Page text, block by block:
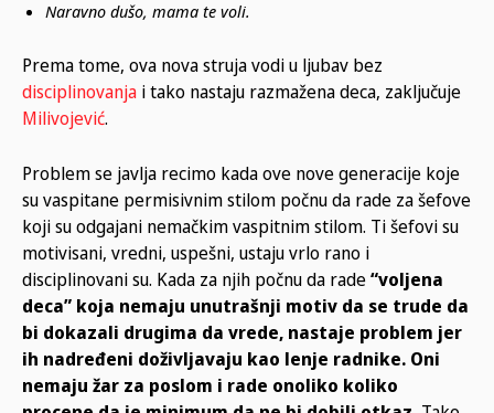
Naravno dušo, mama te voli.
Prema tome, ova nova struja vodi u ljubav bez
disciplinovanja i tako nastaju razmažena deca, zaključuje
Milivojević.
Problem se javlja recimo kada ove nove generacije koje
su vaspitane permisivnim stilom počnu da rade za šefove
koji su odgajani nemačkim vaspitnim stilom. Ti šefovi su
motivisani, vredni, uspešni, ustaju vrlo rano i
disciplinovani su. Kada za njih počnu da rade“voljena
deca” koja nemaju unutrašnji motiv da se trude da
bi dokazali drugima da vrede, nastaje problem jer
ih nadređeni doživljavaju kao lenje radnike. Oni
nemaju žar za poslom i rade onoliko koliko